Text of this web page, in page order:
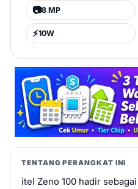
📷8 MP
⚡10W
TENTANG PERANGKAT INI
itel Zeno 100 hadir